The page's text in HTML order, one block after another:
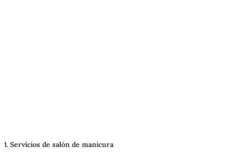
1. Servicios de salón de manicura